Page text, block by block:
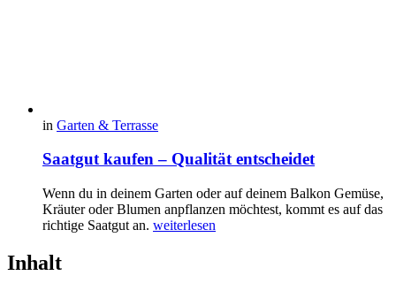
in Garten & Terrasse
Saatgut kaufen – Qualität entscheidet
Wenn du in deinem Garten oder auf deinem Balkon Gemüse,
Kräuter oder Blumen anpflanzen möchtest, kommt es auf das
richtige Saatgut an. weiterlesen
Inhalt